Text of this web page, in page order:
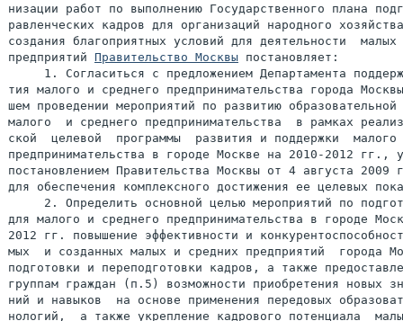
низации работ по выполнению Государственного плана
равленческих кадров для организаций народного
создания благоприятных условий для деятельности
предприятий Правительство Москвы постановляет:
1. Согласиться с предложением Департамента
тия малого и среднего предпринимательства города
шем проведении мероприятий по развитию
малого  и среднего предпринимательства  в рамках
ской  целевой  программы  развития и поддержки
предпринимательства в городе Москве на 2010-2012 гг.,
постановлением Правительства Москвы от 4 августа
для обеспечения комплексного достижения ее целевых
2. Определить основной целью мероприятий по
для малого и среднего предпринимательства в городе
2012 гг. повышение эффективности и
мых  и созданных малых и средних предприятий  города
подготовки и переподготовки кадров, а также
группам граждан (п.5) возможности приобретения новых
ний и навыков  на основе применения передовых
нологий,  а также укрепление кадрового потенциала